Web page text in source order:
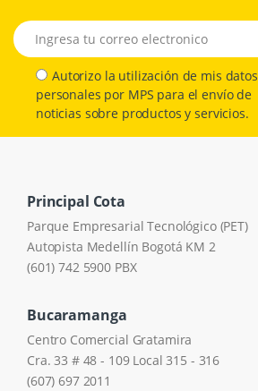
Email address
Autorizo la utilización de mis datos
personales por MPS para el envío de
noticias sobre productos y servicios.
Principal Cota
Parque Empresarial Tecnológico (PET)
Autopista Medellín Bogotá KM 2
(601) 742 5900 PBX
Bucaramanga
Centro Comercial Gratamira
Cra. 33 # 48 - 109 Local 315 - 316
(607) 697 2011